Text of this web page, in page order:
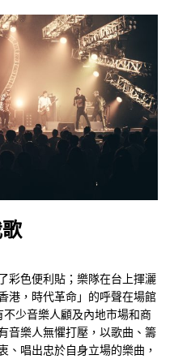
彩色便利貼；樂隊在台上揮灑
港，時代革命」的呼聲在場館
少音樂人顧及內地市場和商
音樂人無懼打壓，以歌曲、籌
、唱出忠於自身立場的樂曲，